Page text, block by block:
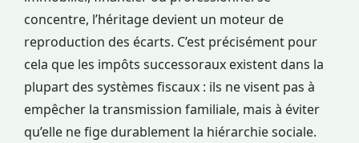
concentre, l’héritage devient un moteur de
reproduction des écarts. C’est précisément pour
cela que les impôts successoraux existent dans la
plupart des systèmes fiscaux : ils ne visent pas à
empêcher la transmission familiale, mais à éviter
qu’elle ne fige durablement la hiérarchie sociale.